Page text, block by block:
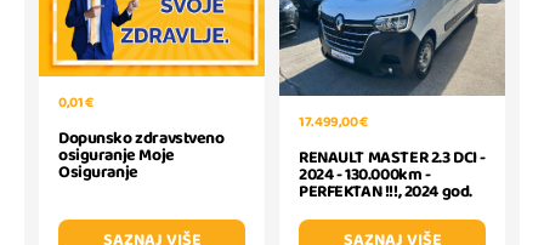
0,01 €
Dopunsko zdravstveno
osiguranje Moje
Osiguranje
17.499,00 €
RENAULT MASTER 2.3 DCI -
2024 - 130.000km -
PERFEKTAN !!!, 2024 god.